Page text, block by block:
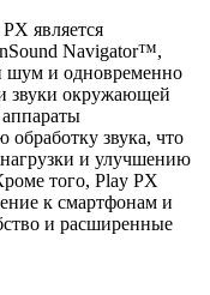
является
Navigator™,
шум и одновременно
звуки окружающей
обработку звука, что
и улучшению
того, Play PX
к смартфонам и
и расширенные